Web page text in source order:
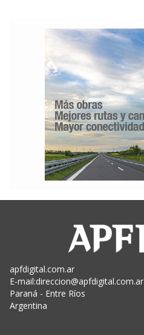
apfdigital.com.ar
E-mail:direccion@apfdigital.com.ar
Paraná - Entre Ríos
Argentina